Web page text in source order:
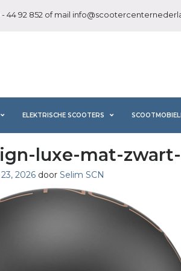
44 92 852 of mail
ELEKTRISCHE SCOOTERS
luxe-mat-
2026 door Selim SCN